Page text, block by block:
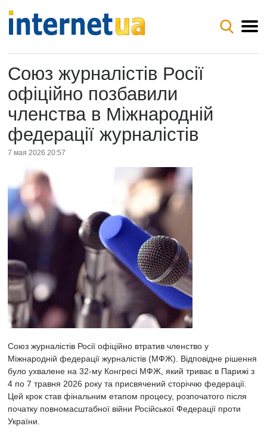
Союз журналістів Росії
офіційно позбавили
членства в Міжнародній
федерації журналістів
7 мая 2026 20:57
Союз журналістів Росії офіційно втратив членство у
Міжнародній федерації журналістів (МФЖ). Відповідне рішення
було ухвалене на 32-му Конгресі МФЖ, який триває в Парижі з
4 по 7 травня 2026 року та присвячений сторіччю федерації.
Цей крок став фінальним етапом процесу, розпочатого після
початку повномасштабної війни Російської Федерації проти
України.